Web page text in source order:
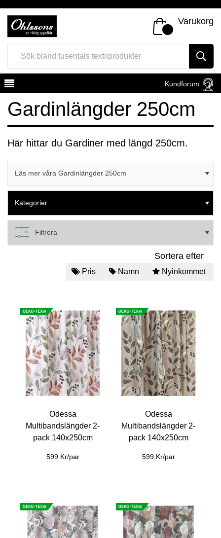
Varukorg
Kundforum
Gardinlängder 250cm
Här hittar du Gardiner med längd 250cm.
Läs mer våra Gardinlängder 250cm
Kategorier
Filtrera
Sortera efter
Pris Namn Nyinkommet
Odessa
Multibandslängder 2-
pack 140x250cm
599 Kr/par
Odessa
Multibandslängder 2-
pack 140x250cm
599 Kr/par